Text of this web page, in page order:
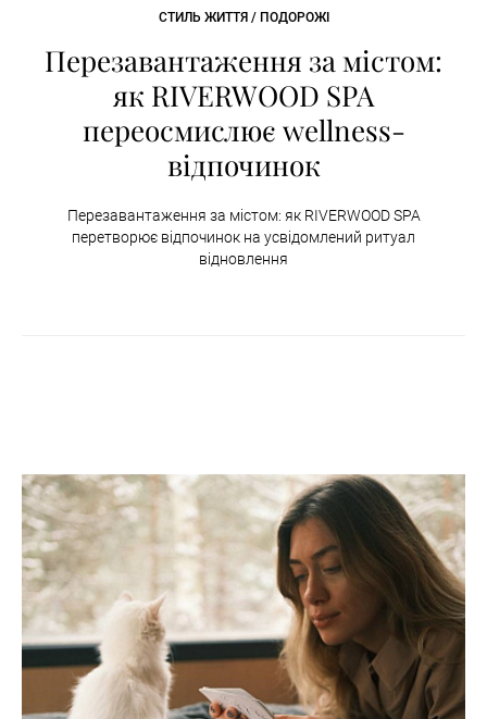
СТИЛЬ ЖИТТЯ / ПОДОРОЖІ
Перезавантаження за містом:
як RIVERWOOD SPA
переосмислює wellness-
відпочинок
Перезавантаження за містом: як RIVERWOOD SPA
перетворює відпочинок на усвідомлений ритуал
відновлення